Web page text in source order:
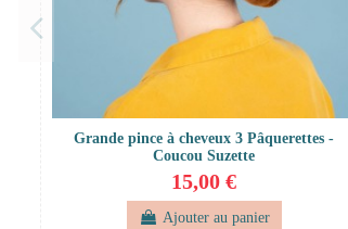
Grande pince à cheveux 3 Pâquerettes -
Coucou Suzette
15,00 €
Ajouter au panier